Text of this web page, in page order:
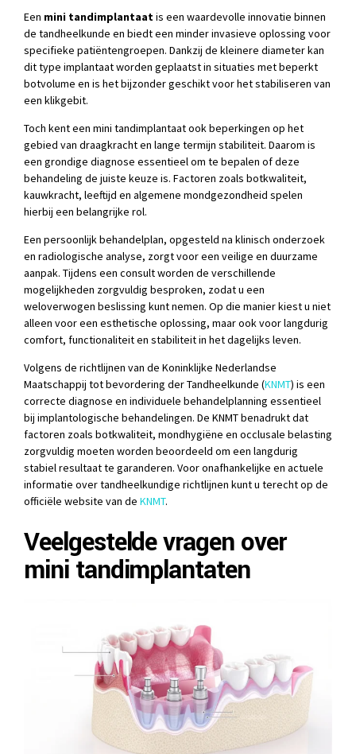
Een mini tandimplantaatis een waardevolle innovatie binnen
de tandheelkunde en biedt een minder invasieve oplossing voor
specifieke patiëntengroepen. Dankzij de kleinere diameter kan
dit type implantaat worden geplaatst in situaties met beperkt
botvolume en is het bijzonder geschikt voor het stabiliseren van
een klikgebit.
Toch kent een mini tandimplantaat ook beperkingen op het
gebied van draagkracht en lange termijn stabiliteit. Daarom is
een grondige diagnose essentieel om te bepalen of deze
behandeling de juiste keuze is. Factoren zoals botkwaliteit,
kauwkracht, leeftijd en algemene mondgezondheid spelen
hierbij een belangrijke rol.
Een persoonlijk behandelplan, opgesteld na klinisch onderzoek
en radiologische analyse, zorgt voor een veilige en duurzame
aanpak. Tijdens een consult worden de verschillende
mogelijkheden zorgvuldig besproken, zodat u een
weloverwogen beslissing kunt nemen. Op die manier kiest u niet
alleen voor een esthetische oplossing, maar ook voor langdurig
comfort, functionaliteit en stabiliteit in het dagelijks leven.
Volgens de richtlijnen van de Koninklijke Nederlandse
Maatschappij tot bevordering der Tandheelkunde (KNMT) is een
correcte diagnose en individuele behandelplanning essentieel
bij implantologische behandelingen. De KNMT benadrukt dat
factoren zoals botkwaliteit, mondhygiëne en occlusale belasting
zorgvuldig moeten worden beoordeeld om een langdurig
stabiel resultaat te garanderen. Voor onafhankelijke en actuele
informatie over tandheelkundige richtlijnen kunt u terecht op de
officiële website van de KNMT.
Veelgestelde vragen over
mini tandimplantaten